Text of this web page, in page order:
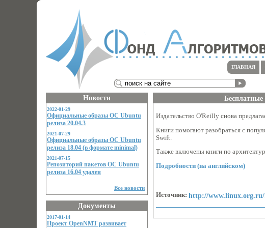
ГЛАВНАЯ
Новости
2022-01-29
Официальные образы ОС Ubuntu
релиза 20.04.3
2021-07-29
Официальные образы ОС Ubuntu
релиза 18.04 (в формате minimal)
2021-07-15
Репозиторий пакетов ОС Ubuntu
релиза 16.04 удален
Все новости
Документы
2017-01-14
Проект OpenNMT развивает
Бесплатные
Издательство O'Reilly снова
Книги помогают разобраться с
Swift.
Также включены книги по
Подробности (на английском)
Источник: http://www.linux.org.ru/